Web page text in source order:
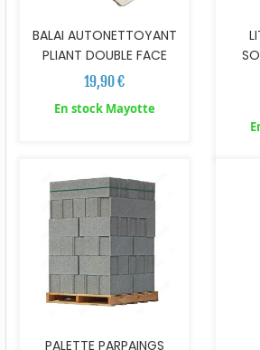
BALAI AUTONETTOYANT
PLIANT DOUBLE FACE
19,90 €
En stock Mayotte
PALETTE PARPAINGS